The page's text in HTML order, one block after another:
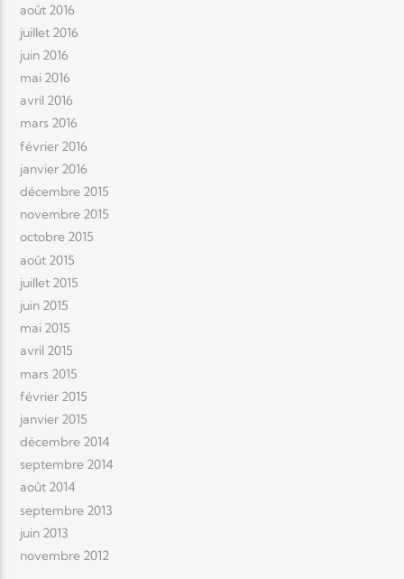
août 2016
juillet 2016
juin 2016
mai 2016
avril 2016
mars 2016
février 2016
janvier 2016
décembre 2015
novembre 2015
octobre 2015
août 2015
juillet 2015
juin 2015
mai 2015
avril 2015
mars 2015
février 2015
janvier 2015
décembre 2014
septembre 2014
août 2014
septembre 2013
juin 2013
novembre 2012